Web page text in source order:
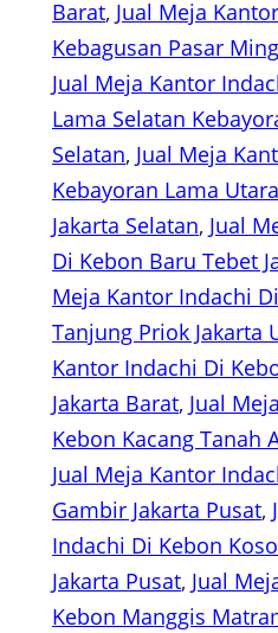
Barat, Jual Meja
Kebagusan Pasar
Jual Meja Kantor
Lama Selatan
Selatan, Jual Meja
Kebayoran Lama
Jakarta Selatan, Jual
Di Kebon Baru Tebet
Meja Kantor Indachi
Tanjung Priok Jakarta
Kantor Indachi Di
Jakarta Barat, Jual
Kebon Kacang Tanah
Jual Meja Kantor
Gambir Jakarta Pusat,
Indachi Di Kebon
Jakarta Pusat, Jual
Kebon Manggis